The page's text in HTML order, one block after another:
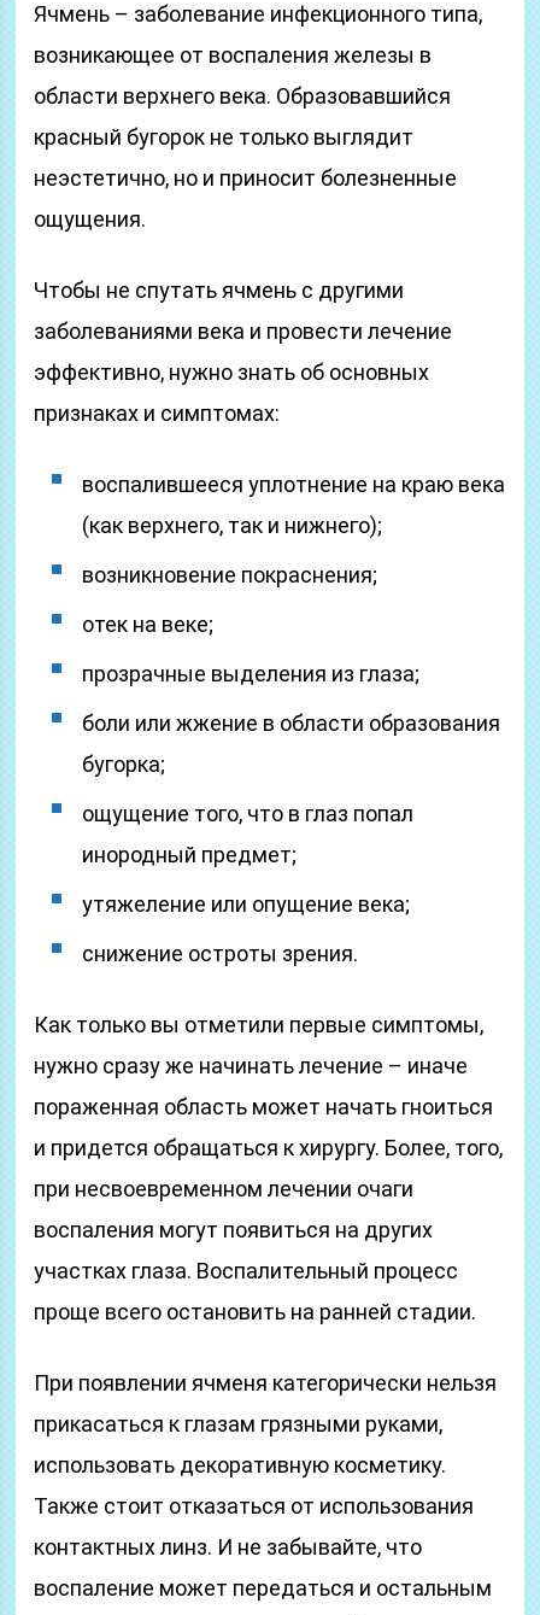
Ячмень – заболевание инфекционного типа,
возникающее от воспаления железы в
области верхнего века. Образовавшийся
красный бугорок не только выглядит
неэстетично, но и приносит болезненные
ощущения.
Чтобы не спутать ячмень с другими
заболеваниями века и провести лечение
эффективно, нужно знать об основных
признаках и симптомах:
воспалившееся уплотнение на краю века
(как верхнего, так и нижнего);
возникновение покраснения;
отек на веке;
прозрачные выделения из глаза;
боли или жжение в области образования
бугорка;
ощущение того, что в глаз попал
инородный предмет;
утяжеление или опущение века;
снижение остроты зрения.
Как только вы отметили первые симптомы,
нужно сразу же начинать лечение – иначе
пораженная область может начать гноиться
и придется обращаться к хирургу. Более, того,
при несвоевременном лечении очаги
воспаления могут появиться на других
участках глаза. Воспалительный процесс
проще всего остановить на ранней стадии.
При появлении ячменя категорически нельзя
прикасаться к глазам грязными руками,
использовать декоративную косметику.
Также стоит отказаться от использования
контактных линз. И не забывайте, что
воспаление может передаться и остальным